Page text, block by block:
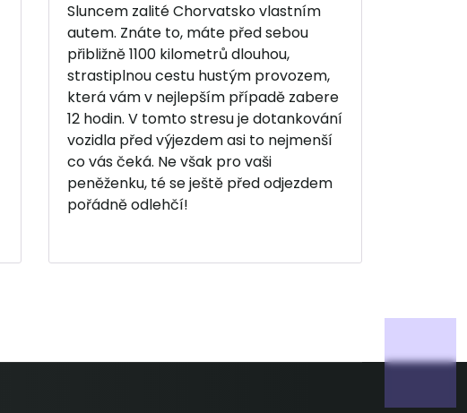
Sluncem zalité Chorvatsko vlastním
autem. Znáte to, máte před sebou
přibližně 1100 kilometrů dlouhou,
strastiplnou cestu hustým provozem,
která vám v nejlepším případě zabere
12 hodin. V tomto stresu je dotankování
vozidla před výjezdem asi to nejmenší
co vás čeká. Ne však pro vaši
peněženku, té se ještě před odjezdem
pořádně odlehčí!